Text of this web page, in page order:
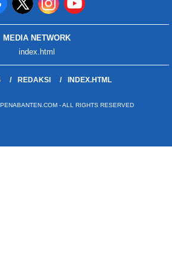
MEDIA NETWORK
index.html
REDAKSI INDEX.HTML
- ALL RIGHTS RESERVED